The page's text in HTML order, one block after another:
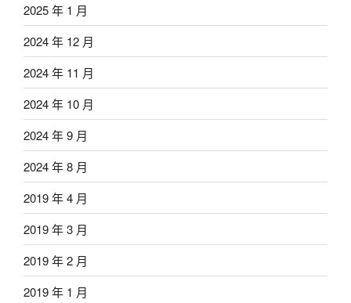
2025 年 1 月
2024 年 12 月
2024 年 11 月
2024 年 10 月
2024 年 9 月
2024 年 8 月
2019 年 4 月
2019 年 3 月
2019 年 2 月
2019 年 1 月